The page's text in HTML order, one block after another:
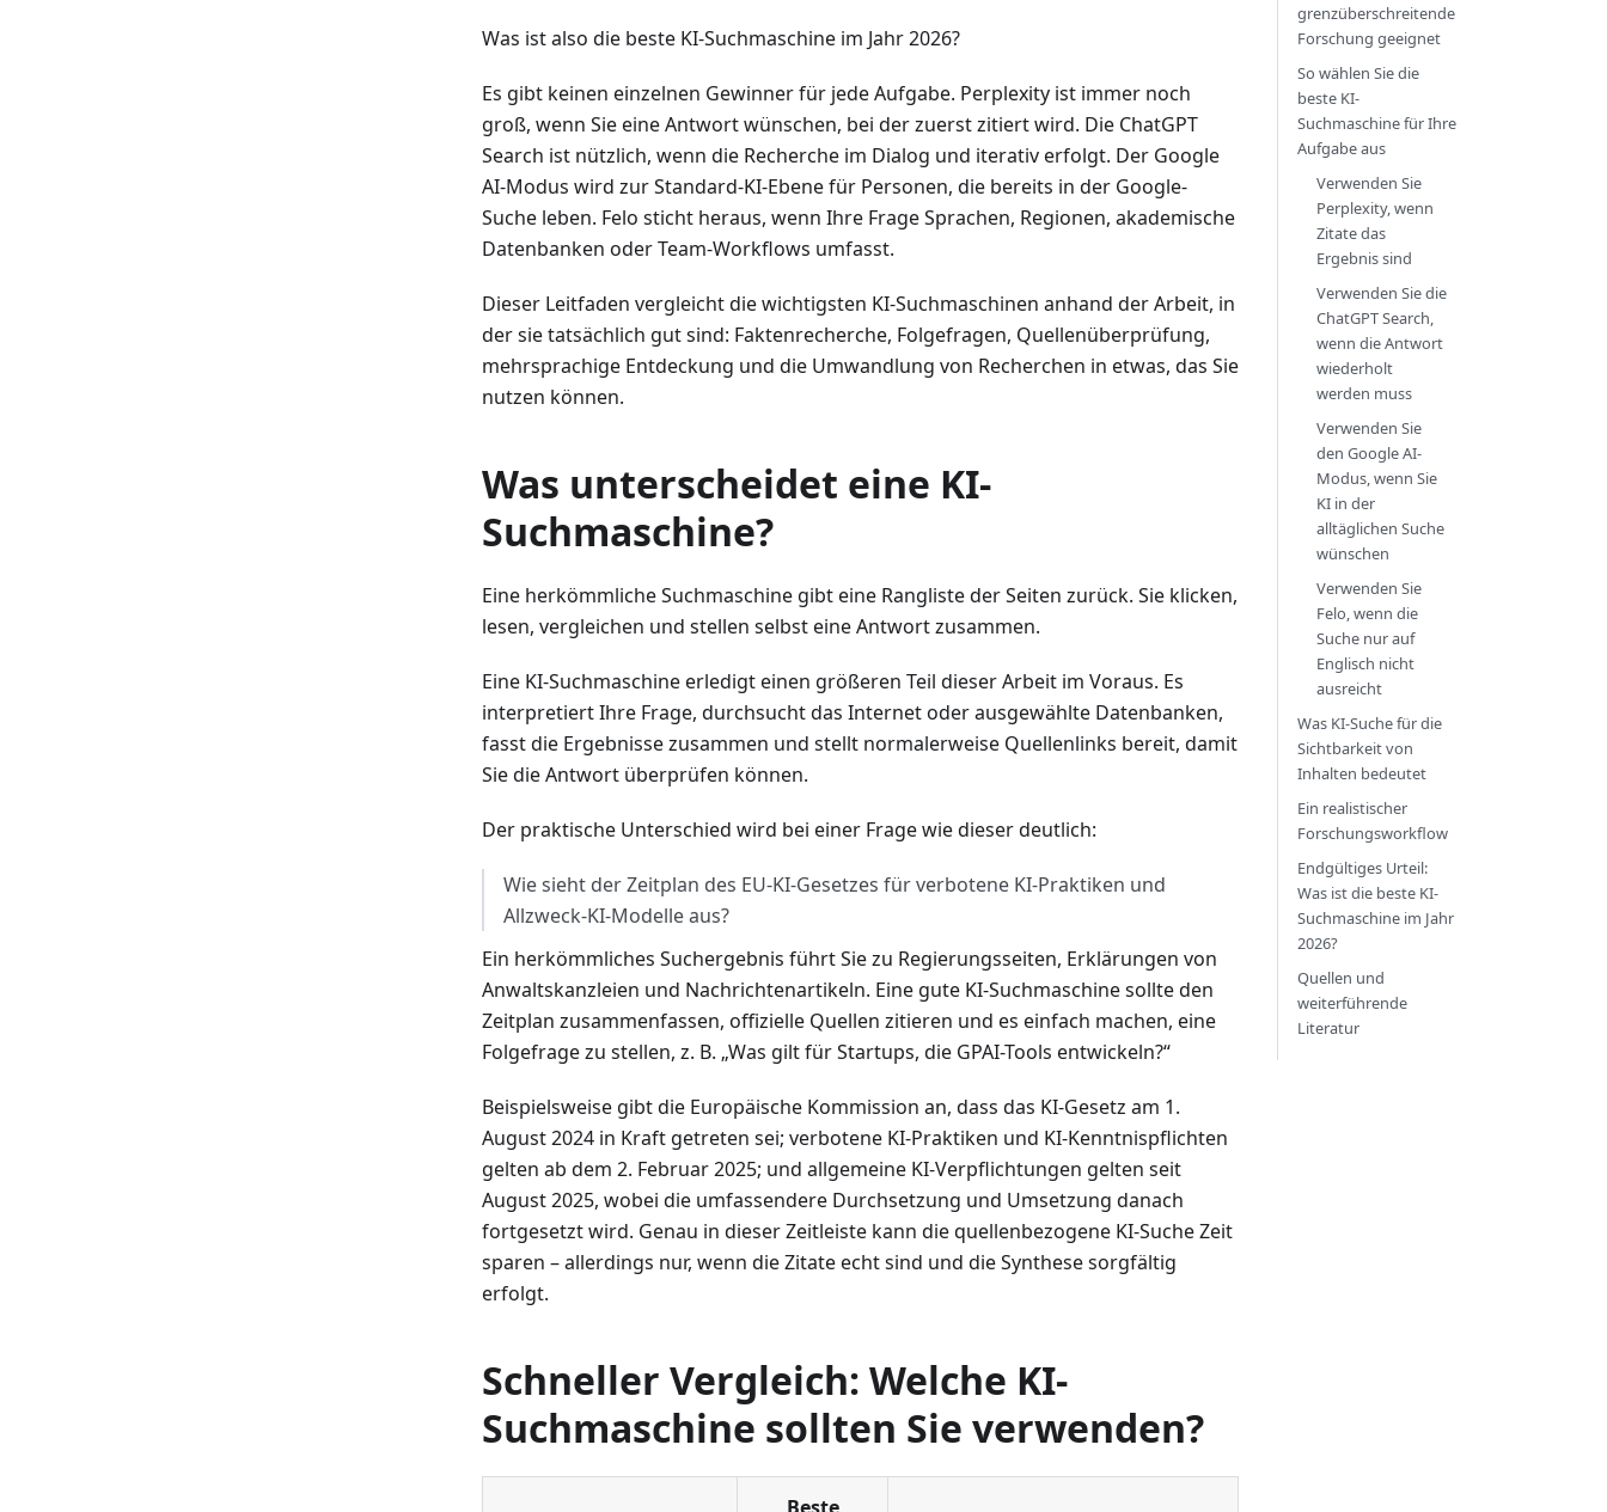
Was ist also die beste KI-Suchmaschine im Jahr 2026?
Es gibt keinen einzelnen Gewinner für jede Aufgabe. Perplexity ist immer noch
groß, wenn Sie eine Antwort wünschen, bei der zuerst zitiert wird. Die ChatGPT
Search ist nützlich, wenn die Recherche im Dialog und iterativ erfolgt. Der Google
AI-Modus wird zur Standard-KI-Ebene für Personen, die bereits in der Google-
Suche leben. Felo sticht heraus, wenn Ihre Frage Sprachen, Regionen, akademische
Datenbanken oder Team-Workflows umfasst.
Dieser Leitfaden vergleicht die wichtigsten KI-Suchmaschinen anhand der Arbeit, in
der sie tatsächlich gut sind: Faktenrecherche, Folgefragen, Quellenüberprüfung,
mehrsprachige Entdeckung und die Umwandlung von Recherchen in etwas, das Sie
nutzen können.
Was unterscheidet eine KI-
Suchmaschine?
Eine herkömmliche Suchmaschine gibt eine Rangliste der Seiten zurück. Sie klicken,
lesen, vergleichen und stellen selbst eine Antwort zusammen.
Eine KI-Suchmaschine erledigt einen größeren Teil dieser Arbeit im Voraus. Es
interpretiert Ihre Frage, durchsucht das Internet oder ausgewählte Datenbanken,
fasst die Ergebnisse zusammen und stellt normalerweise Quellenlinks bereit, damit
Sie die Antwort überprüfen können.
Der praktische Unterschied wird bei einer Frage wie dieser deutlich:
Wie sieht der Zeitplan des EU-KI-Gesetzes für verbotene KI-Praktiken und
Allzweck-KI-Modelle aus?
Ein herkömmliches Suchergebnis führt Sie zu Regierungsseiten, Erklärungen von
Anwaltskanzleien und Nachrichtenartikeln. Eine gute KI-Suchmaschine sollte den
Zeitplan zusammenfassen, offizielle Quellen zitieren und es einfach machen, eine
Folgefrage zu stellen, z. B. „Was gilt für Startups, die GPAI-Tools entwickeln?“
Beispielsweise gibt die Europäische Kommission an, dass das KI-Gesetz am 1.
August 2024 in Kraft getreten sei; verbotene KI-Praktiken und KI-Kenntnispflichten
gelten ab dem 2. Februar 2025; und allgemeine KI-Verpflichtungen gelten seit
August 2025, wobei die umfassendere Durchsetzung und Umsetzung danach
fortgesetzt wird. Genau in dieser Zeitleiste kann die quellenbezogene KI-Suche Zeit
sparen – allerdings nur, wenn die Zitate echt sind und die Synthese sorgfältig
erfolgt.
Schneller Vergleich: Welche KI-
Suchmaschine sollten Sie verwenden?
Beste
grenzüberschreitende
Forschung geeignet
So wählen Sie die
beste KI-
Suchmaschine für Ihre
Aufgabe aus
Verwenden Sie
Perplexity, wenn
Zitate das
Ergebnis sind
Verwenden Sie die
ChatGPT Search,
wenn die Antwort
wiederholt
werden muss
Verwenden Sie
den Google AI-
Modus, wenn Sie
KI in der
alltäglichen Suche
wünschen
Verwenden Sie
Felo, wenn die
Suche nur auf
Englisch nicht
ausreicht
Was KI-Suche für die
Sichtbarkeit von
Inhalten bedeutet
Ein realistischer
Forschungsworkflow
Endgültiges Urteil:
Was ist die beste KI-
Suchmaschine im Jahr
2026?
Quellen und
weiterführende
Literatur